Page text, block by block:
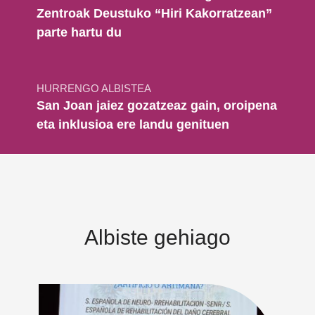
Zentroak Deustuko “Hiri Kakorratzean”
parte hartu du
HURRENGO ALBISTEA
San Joan jaiez gozatzeaz gain, oroipena
eta inklusioa ere landu genituen
Albiste gehiago